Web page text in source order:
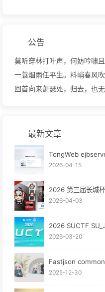
公告
莫听穿林打叶声，何妨吟啸
一蓑烟雨任平生。料峭春风
回首向来萧瑟处，归去，也无
最新文章
TongWeb
2026-04-15
2026 第三届长城
2026-04-03
2026 SUCTF
2026-03-20
Fastjson
2025-12-30